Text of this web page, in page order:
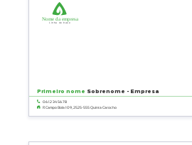
Primeiro nome Sobrenome - Empresa
06 12 34 56 78
R Campo Bola 109, 2525-555 Quinta Carocho
Nome da empresa
Linha de base